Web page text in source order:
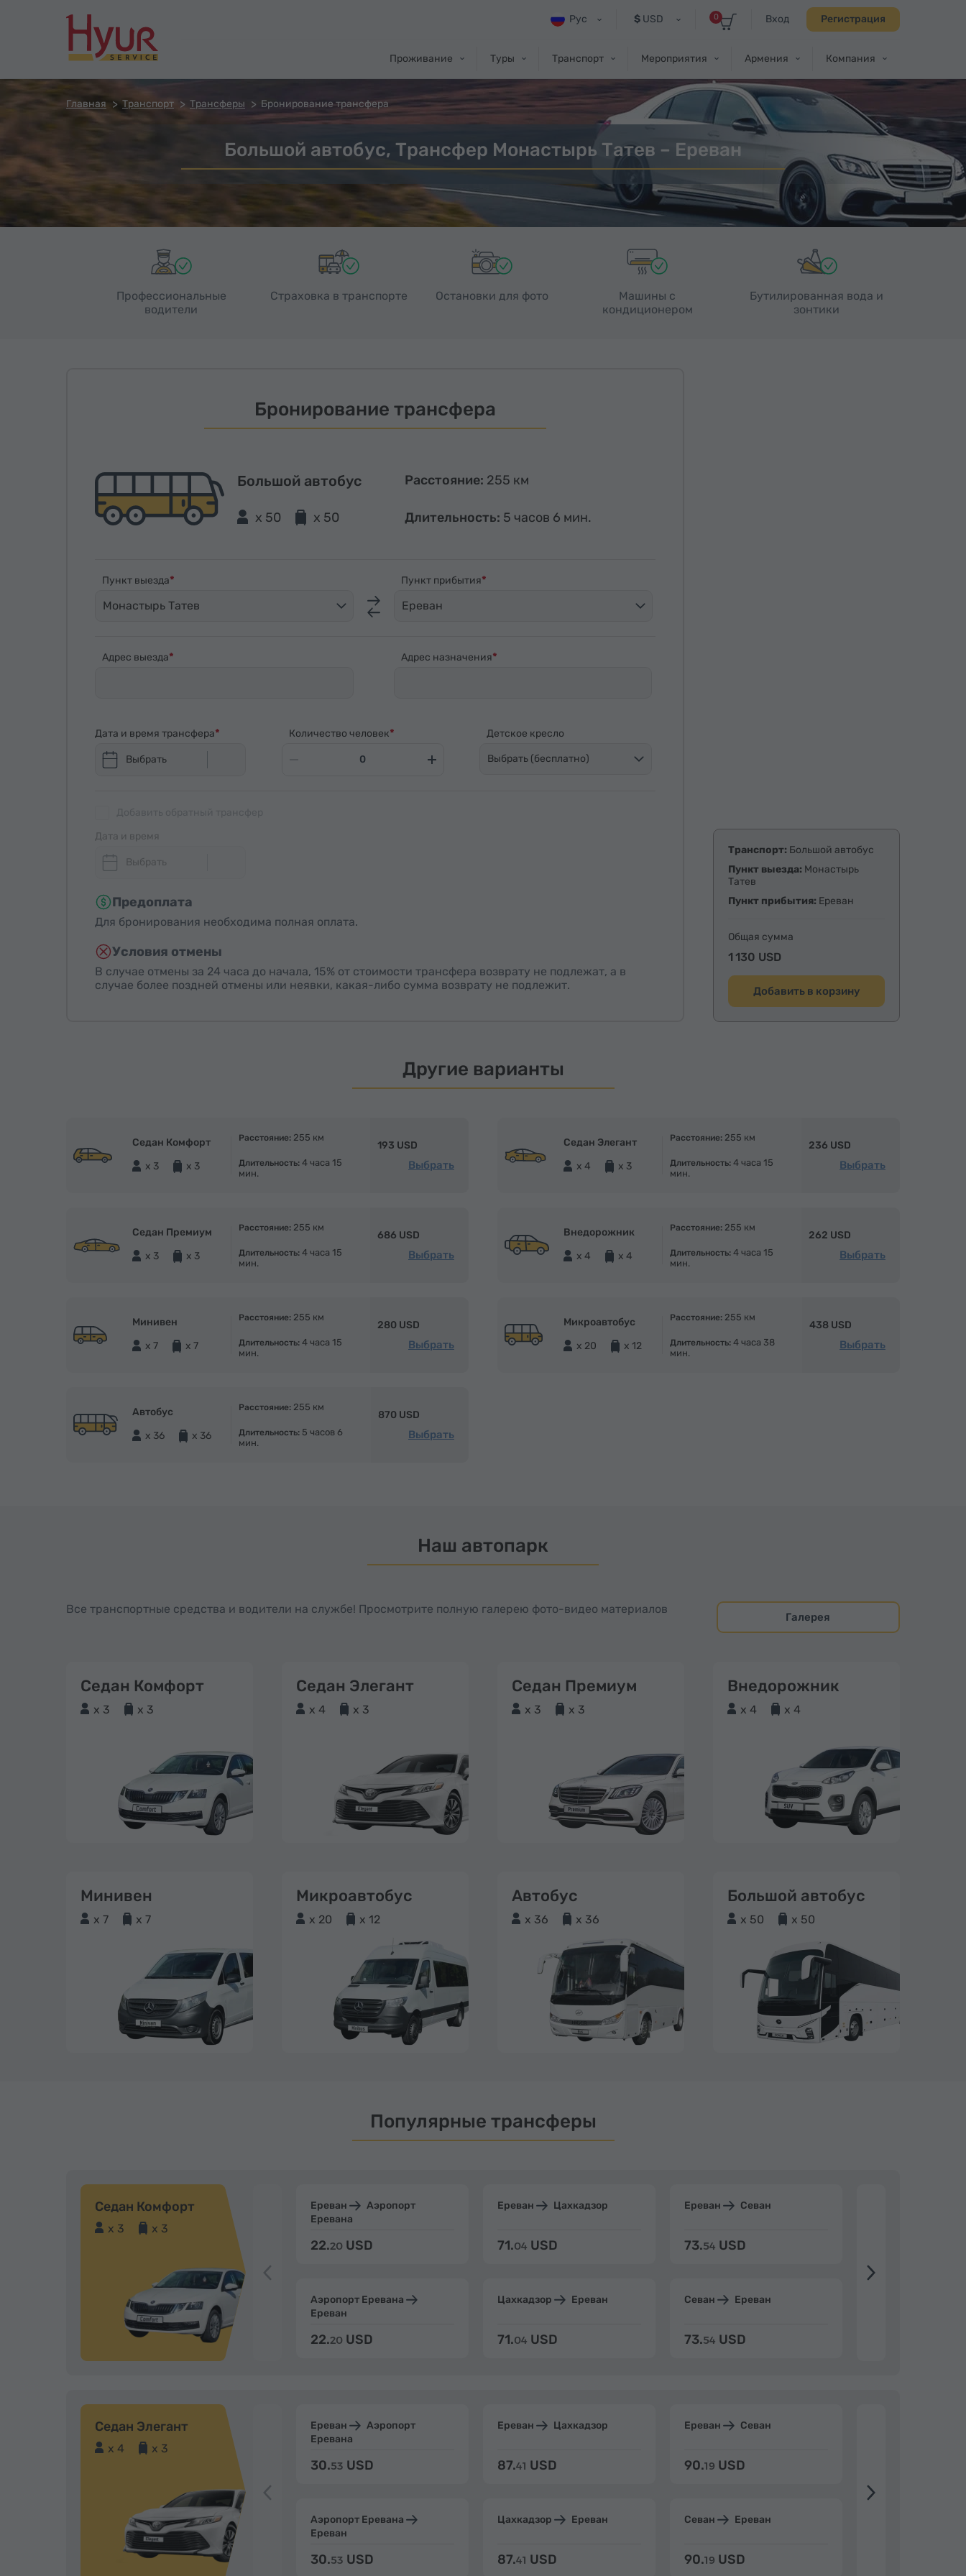
Вход Регистрация
0
$USD
Рус
Проживание Туры Транспорт Мероприятия Армения Компания
Главная Транспорт Трансферы Бронирование трансфера
Большой автобус, Трансфер Монастырь Татев – Ереван
Профессиональные
водители
Страховка в транспорте Остановки для фото
Машины с
кондиционером
Бутилированная вода и
зонтики
Бронирование трансфера
Большой автобус
x 50 x 50
Расстояние: 255 км
Длительность: 5 часов 6 мин.
Пункт выезда
Монастырь Татев
Пункт прибытия
Ереван
Адрес выезда Адрес назначения
Дата и время трансфера
Выбрать
Количество человек Детское кресло
Выбрать (бесплатно)
Дата и время
Выбрать
Предоплата
Для бронирования необходима полная оплата.
Условия отмены
В случае отмены за 24 часа до начала, 15% от стоимости трансфера возврату не подлежат, а в
случае более поздней отмены или неявки, какая-либо сумма возврату не подлежит.
Транспорт: Большой автобус
Пункт выезда: Монастырь
Татев
Пункт прибытия: Ереван
Общая сумма
1 130 USD
Добавить в корзину
Другие варианты
Седан Комфорт
x 3
x 3
Расстояние: 255 км
Длительность: 4 часа 15
мин.
193 USD
Выбрать
Седан Элегант
x 4
x 3
Расстояние: 255 км
Длительность: 4 часа 15
мин.
236 USD
Выбрать
Седан Премиум
x 3
x 3
Расстояние: 255 км
Длительность: 4 часа 15
мин.
686 USD
Выбрать
Внедорожник
x 4
x 4
Расстояние: 255 км
Длительность: 4 часа 15
мин.
262 USD
Выбрать
Минивен
x 7
x 7
Расстояние: 255 км
Длительность: 4 часа 15
мин.
280 USD
Выбрать
Микроавтобус
x 20
x 12
Расстояние: 255 км
Длительность: 4 часа 38
мин.
438 USD
Выбрать
Автобус
x 36
x 36
Расстояние: 255 км
Длительность: 5 часов 6
мин.
870 USD
Выбрать
Наш автопарк
Все транспортные средства и водители на службе! Просмотрите полную галерею фото-видео материалов
Галерея
Седан Комфорт
x 3 x 3
Седан Элегант
x 4 x 3
Седан Премиум
x 3 x 3
Внедорожник
x 4 x 4
Минивен
x 7 x 7
Микроавтобус
x 20 x 12
Автобус
x 36 x 36
Большой автобус
x 50 x 50
Популярные трансферы
Седан Комфорт
x 3 x 3
Ереван
Аэропорт
Еревана
22.20 USD
Аэропорт Еревана
Ереван
22.20 USD
Ереван Цахкадзор
71.04 USD
Цахкадзор Ереван
71.04 USD
Ереван Севан
73.54 USD
Севан Ереван
73.54 USD
Седан Элегант
x 4 x 3
Ереван
Аэропорт
Еревана
30.53 USD
Аэропорт Еревана
Ереван
30.53 USD
Ереван Цахкадзор
87.41 USD
Цахкадзор Ереван
87.41 USD
Ереван Севан
90.19 USD
Севан Ереван
90.19 USD